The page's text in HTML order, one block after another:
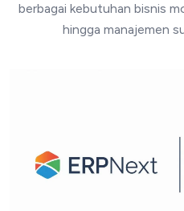
berbagai kebutuhan bisnis
hingga manajemen